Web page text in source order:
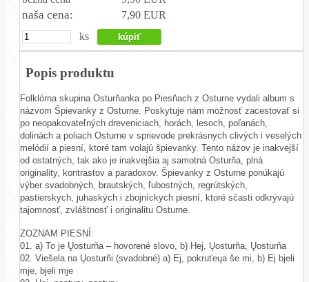
naša cena:
7,90 EUR
ks
Popis produktu
Folklórna skupina Osturňanka po Piesňach z Osturne vydali album s
názvom Špievanky z Osturne. Poskytuje nám možnosť zacestovať si
po neopakovateľných dreveniciach, horách, lesoch, poľanách,
dolinách a poliach Osturne v sprievode prekrásnych clivých i veselých
melódií a piesní, ktoré tam volajú špievanky. Tento názov je inakvejší
od ostatných, tak ako je inakvejšia aj samotná Osturňa, plná
originality, kontrastov a paradoxov. Špievanky z Osturne ponúkajú
výber svadobných, brautských, ľubostných, regrútských,
pastierskych, juhaských i zbojníckych piesní, ktoré sčasti odkrývajú
tajomnosť, zvláštnosť i originalitu Osturne.
ZOZNAM PIESNÍ:
01. a) To je Ųosturňa – hovorené slovo, b) Hej, Ųosturňa, Ųosturňa
02. Viešela na Ųosturňi (svadobné) a) Ej, pokruťeųa še mi, b) Ej bjeli
mje, bjeli mje